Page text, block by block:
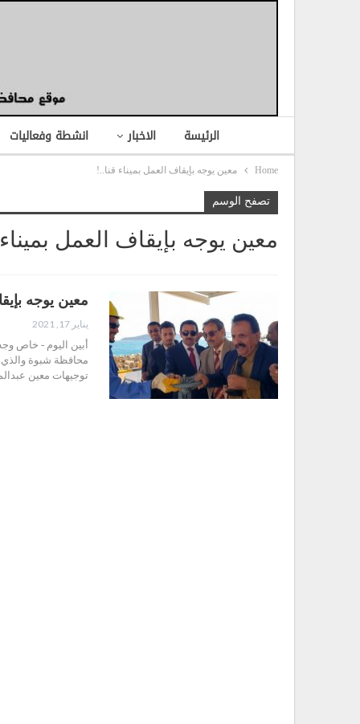
الرئيسة الاخبار انشطة وفعاليات
Home معين يوجه بإيقاف العمل بميناء قنا..!
تصفح الوسم
معين يوجه بإيقاف العمل
معين يوجه
يناير 17, 2021
أبين اليوم - خاص
محافظة شبوة
توجيهات معين